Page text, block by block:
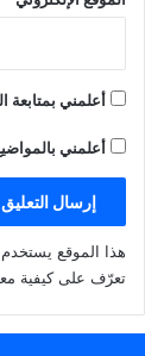
أعلمني بمتابعة
أعلمني
هذا الموقع يستخدم Akismet للحدّ من التعليقات المزعجة والغير مرغوبة.
تعرّف على كيفية